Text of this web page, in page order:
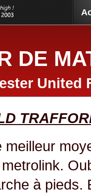
DE
United
meilleur
à pieds.